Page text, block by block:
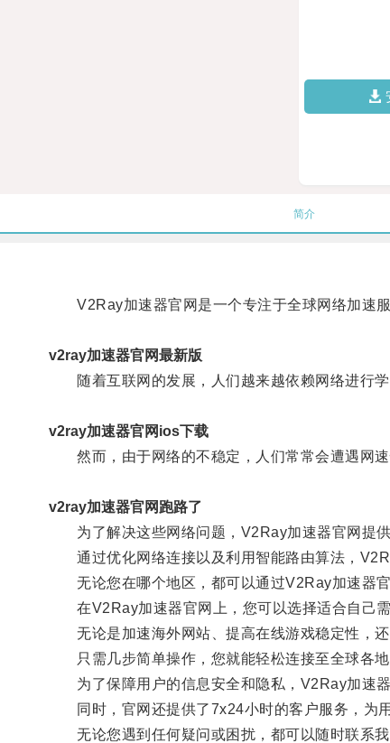
简介
V2Ray加速器官网是一个专注于全球网络加速服
v2ray加速器官网最新版
随着互联网的发展，人们越来越依赖网络进行学
v2ray加速器官网ios下载
然而，由于网络的不稳定，人们常常会遭遇网速
v2ray加速器官网跑路了
为了解决这些网络问题，V2Ray加速器官网提供
通过优化网络连接以及利用智能路由算法，
无论您在哪个地区，都可以通过V2Ray加速器官
在V2Ray加速器官网上，您可以选择适合自己需
无论是加速海外网站、提高在线游戏稳定性，还
只需几步简单操作，您就能轻松连接至全球各地
为了保障用户的信息安全和隐私，V2Ray加速器
同时，官网还提供了7x24小时的客户服务，为用
无论您遇到任何疑问或困扰，都可以随时联系我